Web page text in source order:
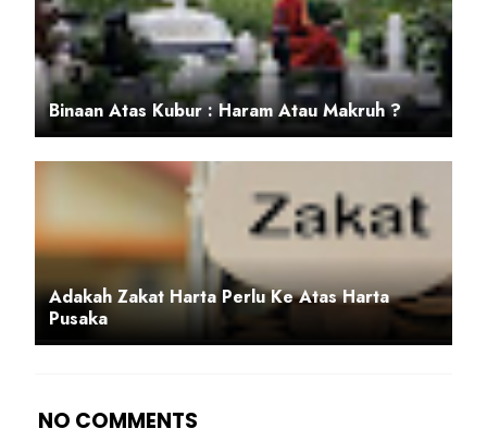
Binaan Atas Kubur : Haram Atau Makruh ?
Adakah Zakat Harta Perlu Ke Atas Harta
Pusaka
NO COMMENTS